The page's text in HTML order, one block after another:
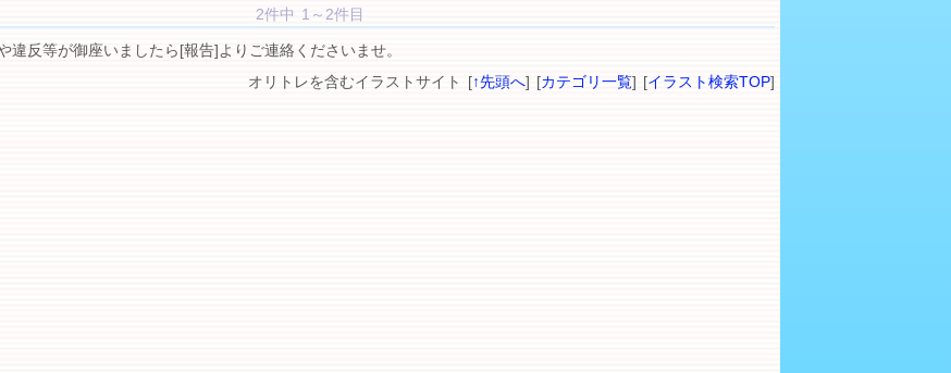
2件中 1～2件目
違反等が御座いましたら[報告]よりご連絡くださいませ。
オリトレを含むイラストサイト [↑先頭へ] [カテゴリ一覧] [イラスト検索TOP]